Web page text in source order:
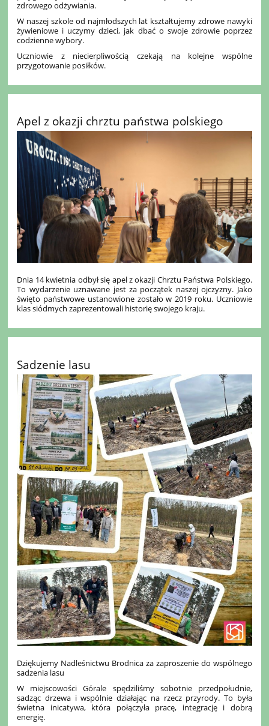
zdrowego odżywiania.
W naszej szkole od najmłodszych lat kształtujemy zdrowe nawyki
żywieniowe i uczymy dzieci, jak dbać o swoje zdrowie poprzez
codzienne wybory.
Uczniowie z niecierpliwością czekają na kolejne wspólne
przygotowanie posiłków.
Apel z okazji chrztu państwa polskiego
Dnia 14 kwietnia odbył się apel z okazji Chrztu Państwa Polskiego.
To wydarzenie uznawane jest za początek naszej ojczyzny. Jako
święto państwowe ustanowione zostało w 2019 roku. Uczniowie
klas siódmych zaprezentowali historię swojego kraju.
Sadzenie lasu
Dziękujemy Nadleśnictwu Brodnica za zaproszenie do wspólnego
sadzenia lasu
W miejscowości Górale spędziliśmy sobotnie przedpołudnie,
sadząc drzewa i wspólnie działając na rzecz przyrody. To była
świetna inicatywa, która połączyła pracę, integrację i dobrą
energię.